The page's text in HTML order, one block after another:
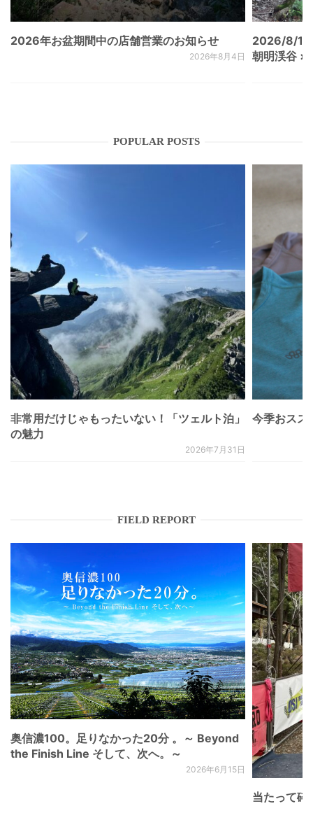
2026年お盆期間中の店舗営業のお知らせ
2026年8月4日
2026/8/
朝明渓谷 ×
POPULAR POSTS
非常用だけじゃもったいない！「ツェルト泊」
の魅力
2026年7月31日
今季おスス
FIELD REPORT
奥信濃100。足りなかった20分 。～ Beyond
the Finish Line そして、次へ。～
2026年6月15日
当たって砕